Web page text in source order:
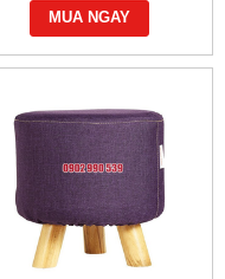
MUA NGAY